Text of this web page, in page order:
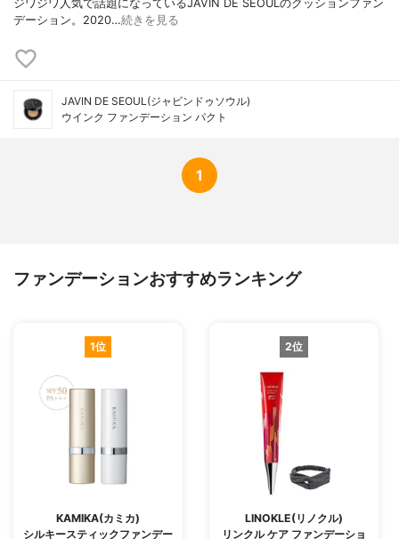
ジワジワ人気で話題になっているJAVIN DE SEOULのクッションファン
デーション。2020…続きを見る
JAVIN DE SEOUL(ジャビンドゥソウル)
ウインク ファンデーション パクト
1
ファンデーションおすすめランキング
1位
KAMIKA(カミカ)
シルキースティックファンデー
2位
LINOKLE(リノクル)
リンクル ケア ファンデーショ